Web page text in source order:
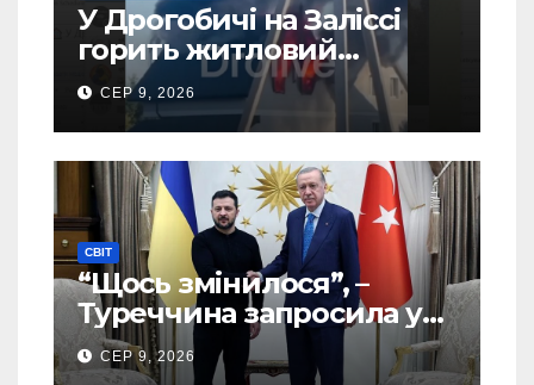
У Дрогобичі на Заліссі
горить житловий
будинок (Відео)
СЕР 9, 2026
СВІТ
“Щось змінилося”, –
Туреччина запросила у
США дозвіл передати
Україні ATACMS та M270
СЕР 9, 2026